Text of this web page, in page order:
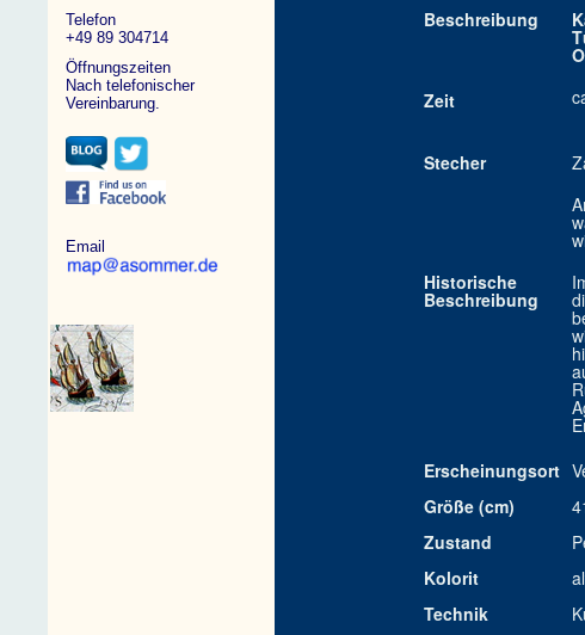
Telefon
+49 89 304714
Öffnungszeiten
Nach telefonischer
Vereinbarung.
Email
Beschreibung
Zeit
Stecher
Historische
Beschreibung
Erscheinungsort
Größe (cm)
Zustand
Kolorit
Technik